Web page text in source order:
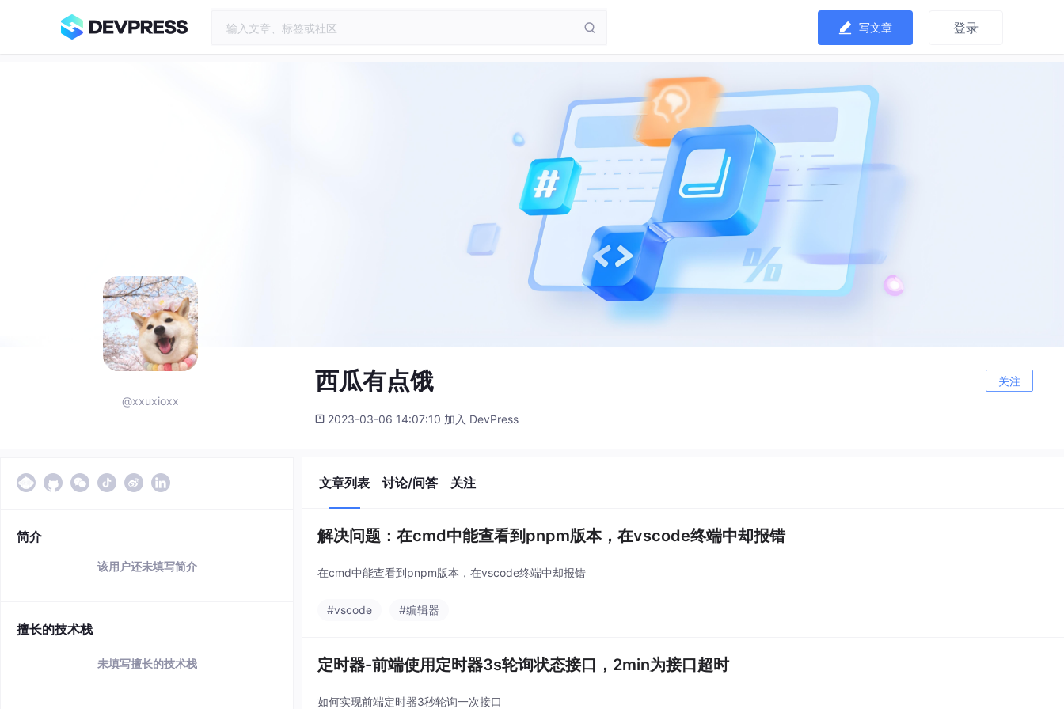
写文章 登录
@xxuxioxx
西瓜有点饿 关注
2023-03-06 14:07:10 加入 DevPress
简介
该用户还未填写简介
擅长的技术栈
未填写擅长的技术栈
文章列表 讨论/问答 关注
解决问题：在cmd中能查看到pnpm版本，在vscode终端中却报错
在cmd中能查看到pnpm版本，在vscode终端中却报错
#vscode #编辑器
定时器-前端使用定时器3s轮询状态接口，2min为接口超时
如何实现前端定时器3秒轮询一次接口